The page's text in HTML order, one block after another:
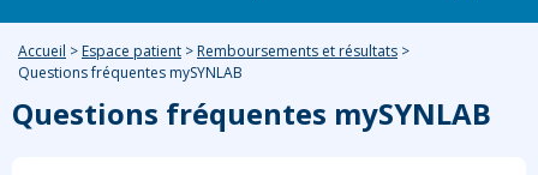
Accueil > Espace patient > Remboursements et résultats >
Questions fréquentes mySYNLAB
Questions fréquentes mySYNLAB